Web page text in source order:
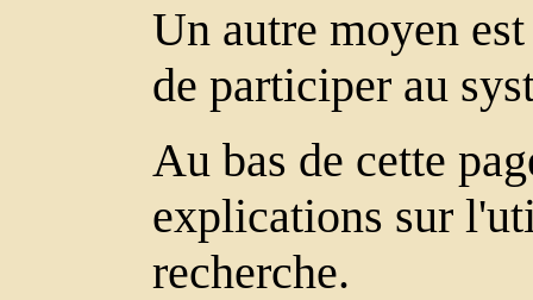
Un autre moyen
de participer au
Au bas de cette
explications sur
recherche.